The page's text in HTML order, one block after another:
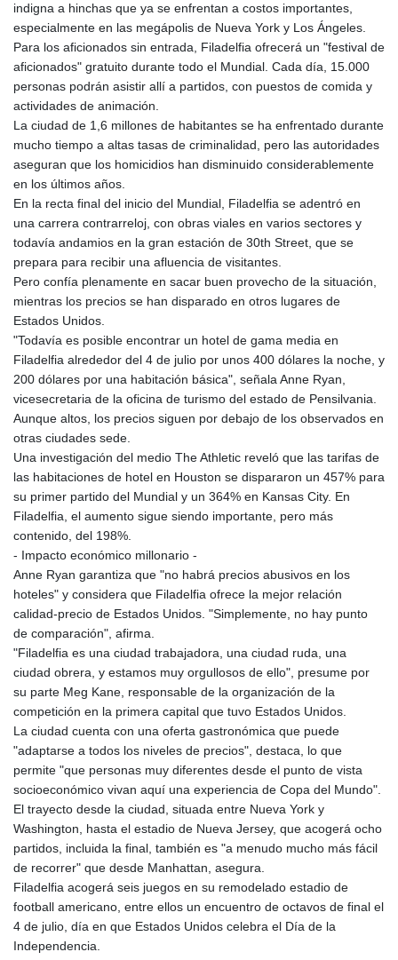
indigna a hinchas que ya se enfrentan a costos importantes,
especialmente en las megápolis de Nueva York y Los Ángeles.
Para los aficionados sin entrada, Filadelfia ofrecerá un "festival de
aficionados" gratuito durante todo el Mundial. Cada día, 15.000
personas podrán asistir allí a partidos, con puestos de comida y
actividades de animación.
La ciudad de 1,6 millones de habitantes se ha enfrentado durante
mucho tiempo a altas tasas de criminalidad, pero las autoridades
aseguran que los homicidios han disminuido considerablemente
en los últimos años.
En la recta final del inicio del Mundial, Filadelfia se adentró en
una carrera contrarreloj, con obras viales en varios sectores y
todavía andamios en la gran estación de 30th Street, que se
prepara para recibir una afluencia de visitantes.
Pero confía plenamente en sacar buen provecho de la situación,
mientras los precios se han disparado en otros lugares de
Estados Unidos.
"Todavía es posible encontrar un hotel de gama media en
Filadelfia alrededor del 4 de julio por unos 400 dólares la noche, y
200 dólares por una habitación básica", señala Anne Ryan,
vicesecretaria de la oficina de turismo del estado de Pensilvania.
Aunque altos, los precios siguen por debajo de los observados en
otras ciudades sede.
Una investigación del medio The Athletic reveló que las tarifas de
las habitaciones de hotel en Houston se dispararon un 457% para
su primer partido del Mundial y un 364% en Kansas City. En
Filadelfia, el aumento sigue siendo importante, pero más
contenido, del 198%.
- Impacto económico millonario -
Anne Ryan garantiza que "no habrá precios abusivos en los
hoteles" y considera que Filadelfia ofrece la mejor relación
calidad-precio de Estados Unidos. "Simplemente, no hay punto
de comparación", afirma.
"Filadelfia es una ciudad trabajadora, una ciudad ruda, una
ciudad obrera, y estamos muy orgullosos de ello", presume por
su parte Meg Kane, responsable de la organización de la
competición en la primera capital que tuvo Estados Unidos.
La ciudad cuenta con una oferta gastronómica que puede
"adaptarse a todos los niveles de precios", destaca, lo que
permite "que personas muy diferentes desde el punto de vista
socioeconómico vivan aquí una experiencia de Copa del Mundo".
El trayecto desde la ciudad, situada entre Nueva York y
Washington, hasta el estadio de Nueva Jersey, que acogerá ocho
partidos, incluida la final, también es "a menudo mucho más fácil
de recorrer" que desde Manhattan, asegura.
Filadelfia acogerá seis juegos en su remodelado estadio de
football americano, entre ellos un encuentro de octavos de final el
4 de julio, día en que Estados Unidos celebra el Día de la
Independencia.